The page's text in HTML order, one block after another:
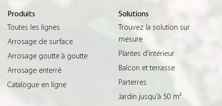
Produits
Toutes les lignes
Arrosage de surface
Arrosage goutte à goutte
Arrosage enterré
Catalogue en ligne
Solutions
Trouvez la solution sur
mesure
Plantes d’intérieur
Balcon et terrasse
Parterres
Jardin jusqu’à 50 m²